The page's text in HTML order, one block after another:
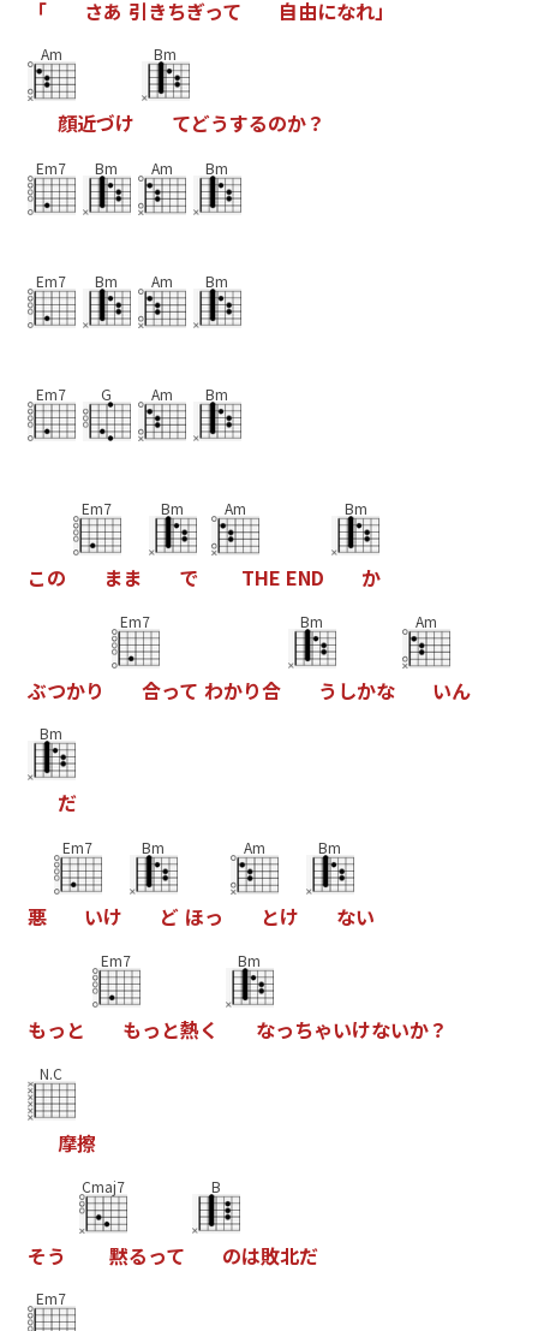
「 さあ 引きちぎって 自由になれ」
Am
顔近づけ
Bm
てどうするのか？
Em7 Bm Am Bm
Em7 Bm Am Bm
Em7 G Am Bm
この
Em7
まま
Bm
で
Am
THE END
Bm
か
ぶつかり
Em7
合って わかり合
Bm
う しかな
Am
いん
Bm
だ
悪
Em7
いけ
Bm
ど ほっ
Am
とけ
Bm
ない
もっ と
Em7
もっ と熱く
Bm
なっちゃいけないか？
N.C
摩擦
そう
Cmaj7
黙るって
B
のは敗北だ
Em7